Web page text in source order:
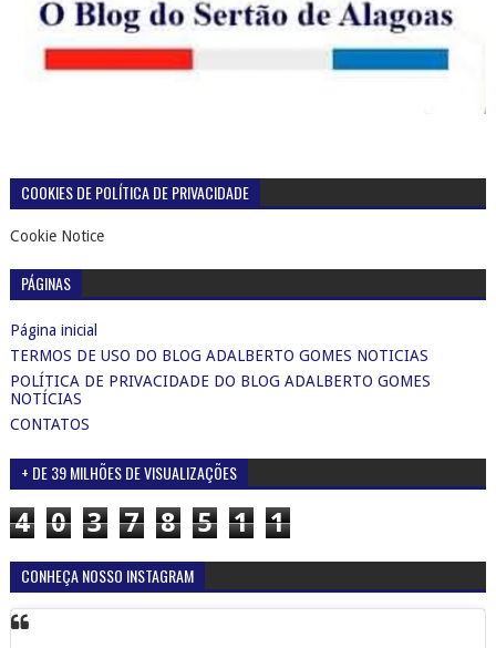
COOKIES DE POLÍTICA DE PRIVACIDADE
Cookie Notice
PÁGINAS
Página inicial
TERMOS DE USO DO BLOG ADALBERTO GOMES NOTICIAS
POLÍTICA DE PRIVACIDADE DO BLOG ADALBERTO GOMES
NOTÍCIAS
CONTATOS
+ DE 39 MILHÕES DE VISUALIZAÇÕES
4 0 3 7 8 5 1 1
CONHEÇA NOSSO INSTAGRAM